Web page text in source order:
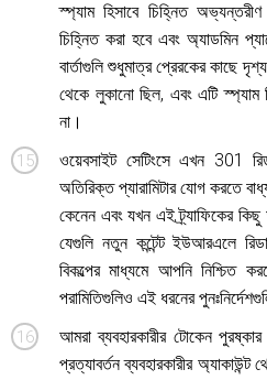
স্প্যাম হিসাবে চিহ্নিত
চিহ্নিত করা হবে এবং অ্যাডমিন
বার্তাগুলি শুধুমাত্র প্রেরকের কাছে
থেকে লুকানো ছিল, এবং এটি স্প্যাম
না।
ওয়েবসাইট সেটিংসে এখন 301
অতিরিক্ত প্যারামিটার যোগ করতে
কেনেন এবং যখন এই ট্র্যাফিকের
যেগুলি নতুন কন্টেন্ট ইউআরএলে
বিকল্পের মাধ্যমে আপনি নিশ্চিত
পরামিতিগুলিও এই ধরনের
আমরা ব্যবহারকারীর টোকেন
প্রত্যাবর্তন ব্যবহারকারীর